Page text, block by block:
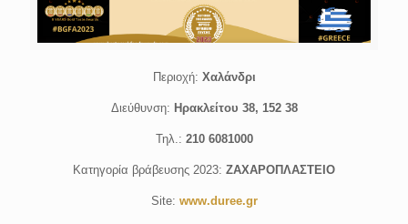
Περιοχή: Χαλάνδρι
Διεύθυνση: Ηρακλείτου 38, 152 38
Τηλ.: 210 6081000
Κατηγορία βράβευσης 2023: ΖΑΧΑΡΟΠΛΑΣΤΕΙΟ
Site: www.duree.gr